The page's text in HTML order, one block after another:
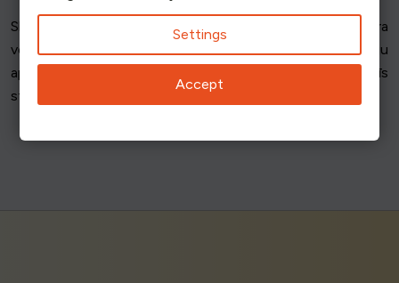
Slodzes balansēšanas ieviešana ne tikai uzlabo servera
veiktspēju, bet arī palielina uzticamību un lietotāju
apmierinātību. Regulāri pārskatot un optimizējot šīs
stratēģijas, jūsu infrastruktūra ir stabila un atsaucīga.
Settings
Accept